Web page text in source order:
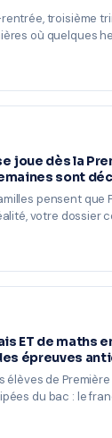
troisième
où quelques
joue dès la
sont
pensent que
votre dossier
ET de maths
épreuves
élèves de
du bac : le